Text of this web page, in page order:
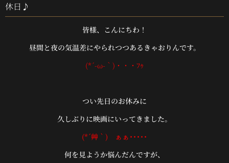
休日♪
皆様、こんにちわ！
昼間と夜の気温差にやられつつあるきゃおりんです。
(*´-ω-｀)・・・ﾌｩ
つい先日のお休みに
久しぶりに映画にいってきました。
(*´艸｀) ぁぁ･････
何を見ようか悩んだんですが、